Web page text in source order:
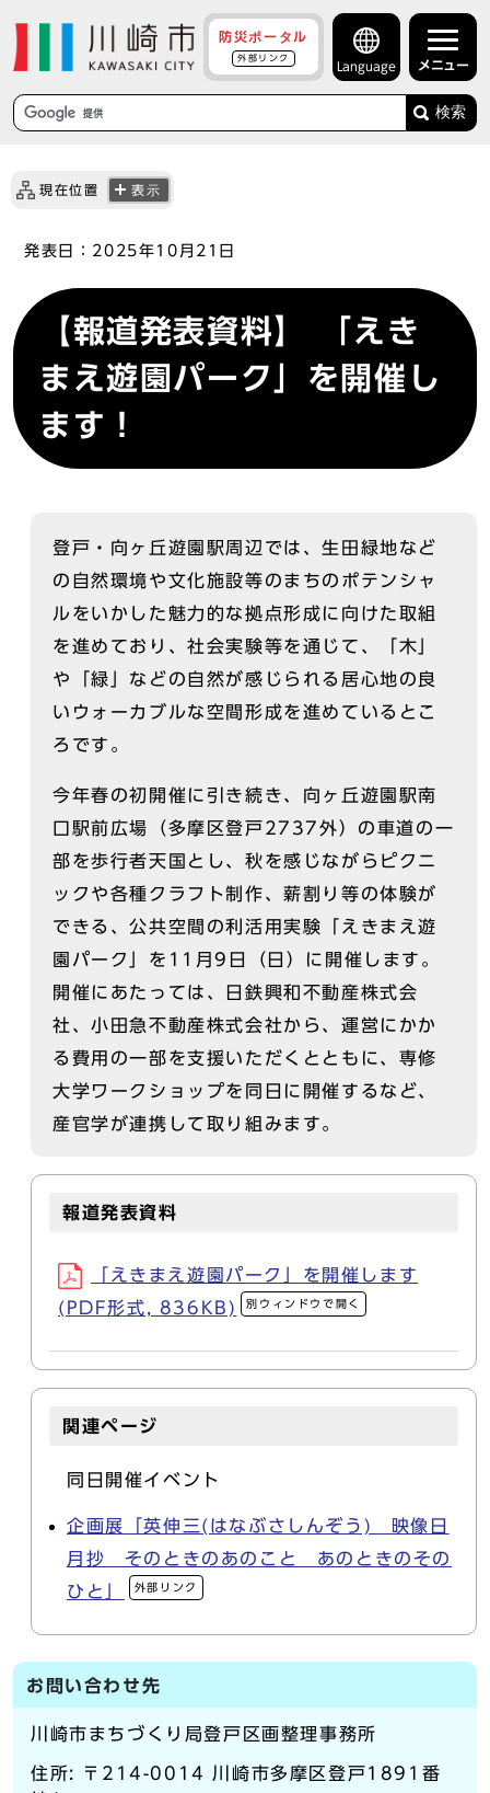
防災ポータル
外部リンク
Language メニュー
検索
現在位置 表示
発表日： 2025年10月21日
【報道発表資料】 「えき
まえ遊園パーク」を開催し
ます！
登戸・向ヶ丘遊園駅周辺では、生田緑地など
の自然環境や文化施設等のまちのポテンシャ
ルをいかした魅力的な拠点形成に向けた取組
を進めており、社会実験等を通じて、「木」
や「緑」などの自然が感じられる居心地の良
いウォーカブルな空間形成を進めているとこ
ろです。
今年春の初開催に引き続き、向ヶ丘遊園駅南
口駅前広場（多摩区登戸2737外）の車道の一
部を歩行者天国とし、秋を感じながらピクニ
ックや各種クラフト制作、薪割り等の体験が
できる、公共空間の利活用実験「えきまえ遊
園パーク」を11月9日（日）に開催します。
開催にあたっては、日鉄興和不動産株式会
社、小田急不動産株式会社から、運営にかか
る費用の一部を支援いただくとともに、専修
大学ワークショップを同日に開催するなど、
産官学が連携して取り組みます。
報道発表資料
「えきまえ遊園パーク」を開催します
(PDF形式, 836KB)
別ウィンドウで開く
関連ページ
同日開催イベント
企画展「英伸三(はなぶさしんぞう) 映像日
月抄 そのときのあのこと あのときのその
ひと」
外部リンク
お問い合わせ先
川崎市まちづくり局登戸区画整理事務所
住所: 〒214-0014 川崎市多摩区登戸1891番